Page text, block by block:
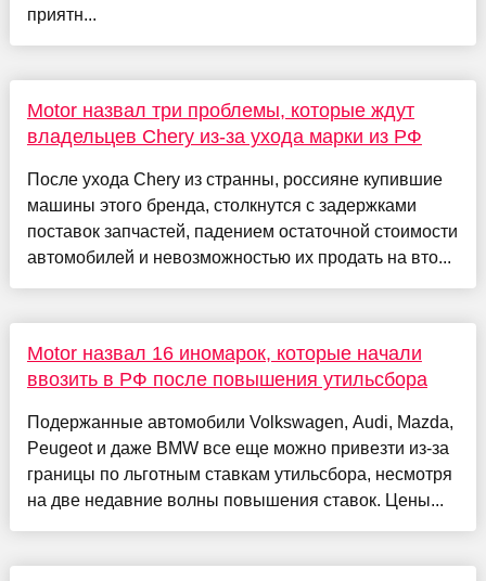
приятн...
Motor назвал три проблемы, которые ждут
владельцев Chery из-за ухода марки из РФ
После ухода Chery из странны, россияне купившие
машины этого бренда, столкнутся с задержками
поставок запчастей, падением остаточной стоимости
автомобилей и невозможностью их продать на вто...
Motor назвал 16 иномарок, которые начали
ввозить в РФ после повышения утильсбора
Подержанные автомобили Volkswagen, Audi, Mazda,
Peugeot и даже BMW все еще можно привезти из-за
границы по льготным ставкам утильсбора, несмотря
на две недавние волны повышения ставок. Цены...